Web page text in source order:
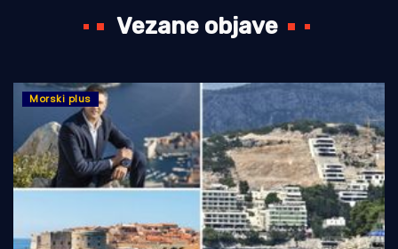
Vezane objave
Morski plus